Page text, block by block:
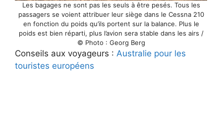
Les bagages ne sont pas les seuls à être pesés. Tous les
passagers se voient attribuer leur siège dans le Cessna 210
en fonction du poids qu’ils portent sur la balance. Plus le
poids est bien réparti, plus l’avion sera stable dans les airs /
© Photo : Georg Berg
Conseils aux voyageurs : Australie pour les
touristes européens